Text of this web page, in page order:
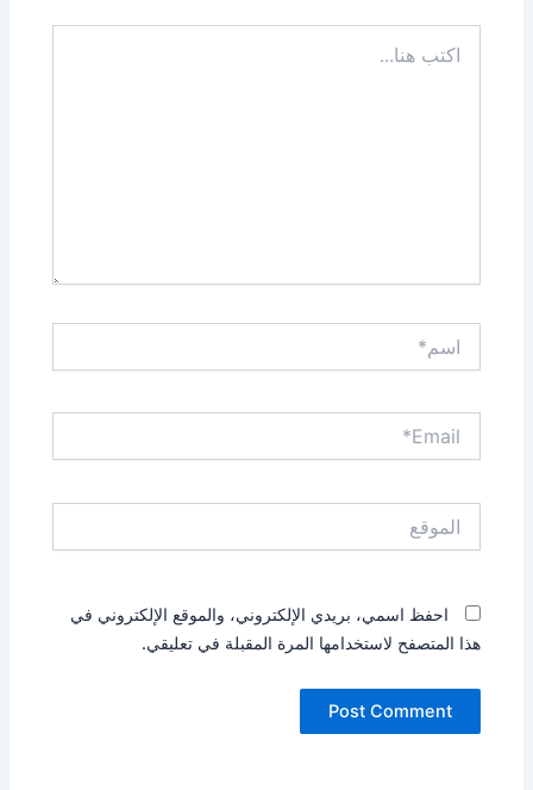
هنا...
احفظ اسمي، بريدي الإلكتروني، والموقع الإلكتروني في
هذا المتصفح لاستخدامها المرة المقبلة في تعليقي.